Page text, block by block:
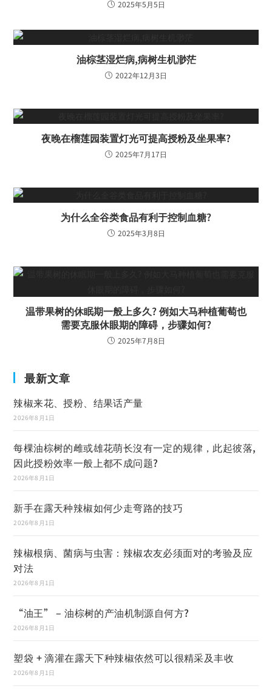
2025年5月5日
油棕茎湿烂病,病树生机渺茫
2022年12月3日
夜晚在榴莲园装置灯光可提高授粉及坐果率?
2025年7月17日
为什么全谷类食品有利于控制血糖?
2025年3月8日
温带果树的休眠期一般上多久? 例如大马种植葡萄也
需要克服休眼期的障碍，步骤如何?
2025年7月8日
最新文章
辣椒来花、授粉、结果话产量
2026年8月1日
每棵油棕树的雌或雄花萌长沒有一定的规律，此起彼落,
因此授粉效率一般上都不成问题?
2026年8月1日
新手在露天种辣椒如何少走弯路的技巧
2026年8月1日
辣椒根病、菌病与虫害：辣椒农友必须面对的考验及应
对法
2026年8月1日
“油王” – 油棕树的产油机制源自何方?
2026年8月1日
塑袋 + 滴灌在露天下种辣椒依然可以很精采及丰收
2026年8月1日